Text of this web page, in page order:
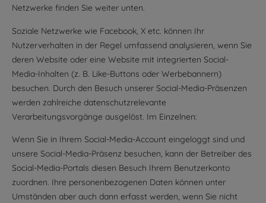
Netzwerke finden Sie weiter unten.
Soziale Netzwerke wie Facebook, X etc. können Ihr
Nutzerverhalten in der Regel umfassend analysieren, wenn Sie
deren Website oder eine Website mit integrierten Social-
Media-Inhalten (z. B. Like-Buttons oder Werbebannern)
besuchen. Durch den Besuch unserer Social-Media-Präsenzen
werden zahlreiche datenschutzrelevante
Verarbeitungsvorgänge ausgelöst. Im Einzelnen:
Wenn Sie in Ihrem Social-Media-Account eingeloggt sind und
unsere Social-Media-Präsenz besuchen, kann der Betreiber des
Social-Media-Portals diesen Besuch Ihrem Benutzerkonto
zuordnen. Ihre personenbezogenen Daten können unter
Umständen aber auch dann erfasst werden, wenn Sie nicht